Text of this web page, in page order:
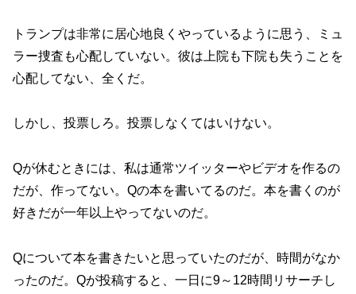
トランプは非常に居心地良くやっているように思う、ミュ
ラー捜査も心配していない。彼は上院も下院も失うことを
心配してない、全くだ。
しかし、投票しろ。投票しなくてはいけない。
Qが休むときには、私は通常ツイッターやビデオを作るの
だが、作ってない。Qの本を書いてるのだ。本を書くのが
好きだが一年以上やってないのだ。
Qについて本を書きたいと思っていたのだが、時間がなか
ったのだ。Qが投稿すると、一日に9～12時間リサーチし